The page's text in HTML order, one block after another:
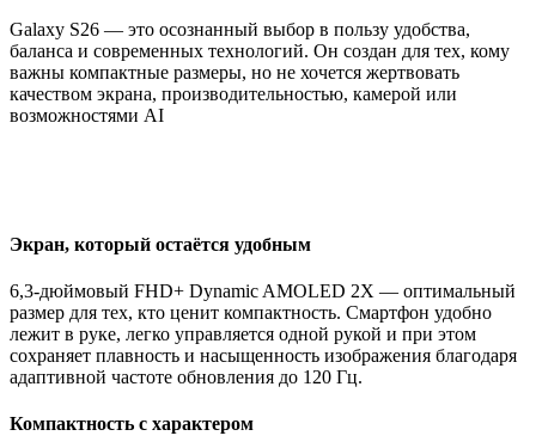
Galaxy S26 — это осознанный выбор в пользу удобства,
баланса и современных технологий. Он создан для тех, кому
важны компактные размеры, но не хочется жертвовать
качеством экрана, производительностью, камерой или
возможностями AI
Экран, который остаётся удобным
6,3-дюймовый FHD+ Dynamic AMOLED 2X — оптимальный
размер для тех, кто ценит компактность. Смартфон удобно
лежит в руке, легко управляется одной рукой и при этом
сохраняет плавность и насыщенность изображения благодаря
адаптивной частоте обновления до 120 Гц.
Компактность с характером